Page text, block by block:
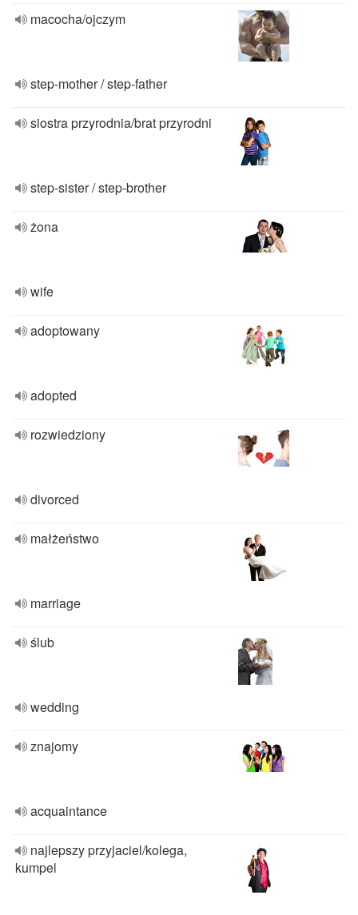
macocha/ojczym
step-mother / step-father
siostra przyrodnia/brat przyrodni
step-sister / step-brother
żona
wife
adoptowany
adopted
rozwiedziony
divorced
małżeństwo
marriage
ślub
wedding
znajomy
acquaintance
najlepszy przyjaciel/kolega,
kumpel